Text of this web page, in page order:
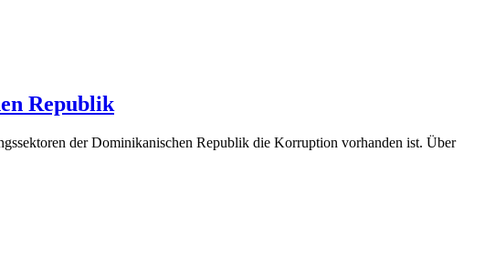
Republik
der Dominikanischen Republik die Korruption vorhanden ist. Über